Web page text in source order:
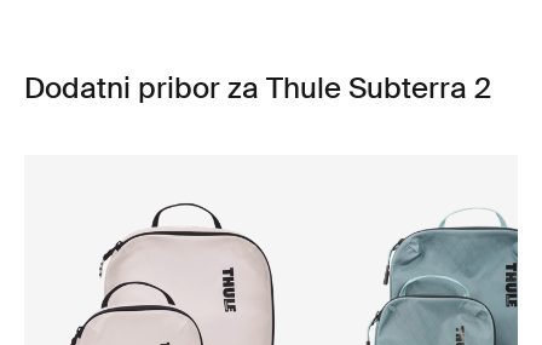
Dodatni pribor za Thule Subterra 2